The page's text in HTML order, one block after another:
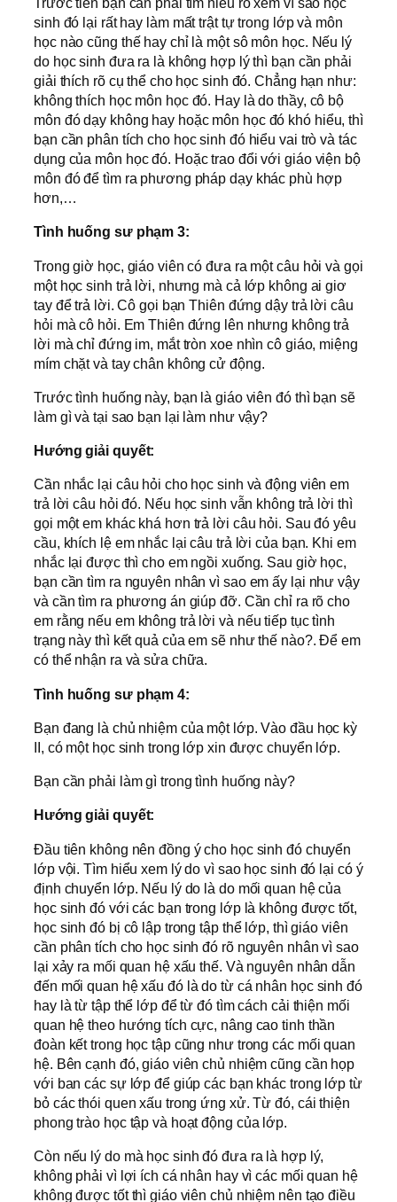
sinh đó lại rất hay làm mất trật tự trong lớp và môn
học nào cũng thế hay chỉ là một sô môn học. Nếu lý
do học sinh đưa ra là không hợp lý thì bạn cần phải
giải thích rõ cụ thể cho học sinh đó. Chẳng hạn như:
không thích học môn học đó. Hay là do thầy, cô bộ
môn đó dạy không hay hoặc môn học đó khó hiểu, thì
bạn cần phân tích cho học sinh đó hiểu vai trò và tác
dụng của môn học đó. Hoặc trao đổi với giáo viện bộ
môn đó để tìm ra phương pháp dạy khác phù hợp
hơn,…
Tình huống sư phạm 3:
Trong giờ học, giáo viên có đưa ra một câu hỏi và gọi
một học sinh trả lời, nhưng mà cả lớp không ai giơ
tay để trả lời. Cô gọi bạn Thiên đứng dậy trả lời câu
hỏi mà cô hỏi. Em Thiên đứng lên nhưng không trả
lời mà chỉ đứng im, mắt tròn xoe nhìn cô giáo, miệng
mím chặt và tay chân không cử động.
Trước tình huống này, bạn là giáo viên đó thì bạn sẽ
làm gì và tại sao bạn lại làm như vậy?
Hướng giải quyết:
Cần nhắc lại câu hỏi cho học sinh và động viên em
trả lời câu hỏi đó. Nếu học sinh vẫn không trả lời thì
gọi một em khác khá hơn trả lời câu hỏi. Sau đó yêu
cầu, khích lệ em nhắc lại câu trả lời của bạn. Khi em
nhắc lại được thì cho em ngồi xuống. Sau giờ học,
bạn cần tìm ra nguyên nhân vì sao em ấy lại như vậy
và cần tìm ra phương án giúp đỡ. Cần chỉ ra rõ cho
em rằng nếu em không trả lời và nếu tiếp tục tình
trạng này thì kết quả của em sẽ như thế nào?. Để em
có thể nhận ra và sửa chữa.
Tình huống sư phạm 4:
Bạn đang là chủ nhiệm của một lớp. Vào đầu học kỳ
II, có một học sinh trong lớp xin được chuyển lớp.
Bạn cần phải làm gì trong tình huống này?
Hướng giải quyết:
Đầu tiên không nên đồng ý cho học sinh đó chuyển
lớp vội. Tìm hiểu xem lý do vì sao học sinh đó lại có ý
định chuyển lớp. Nếu lý do là do mối quan hệ của
học sinh đó với các bạn trong lớp là không được tốt,
học sinh đó bị cô lập trong tập thể lớp, thì giáo viên
cần phân tích cho học sinh đó rõ nguyên nhân vì sao
lại xảy ra mối quan hệ xấu thế. Và nguyên nhân dẫn
đến mối quan hệ xấu đó là do từ cá nhân học sinh đó
hay là từ tập thể lớp để từ đó tìm cách cải thiện mối
quan hệ theo hướng tích cực, nâng cao tinh thần
đoàn kết trong học tập cũng như trong các mối quan
hệ. Bên cạnh đó, giáo viên chủ nhiệm cũng cần họp
với ban các sự lớp để giúp các bạn khác trong lớp từ
bỏ các thói quen xấu trong ứng xử. Từ đó, cái thiện
phong trào học tập và hoạt động của lớp.
Còn nếu lý do mà học sinh đó đưa ra là hợp lý,
không phải vì lợi ích cá nhân hay vì các mối quan hệ
không được tốt thì giáo viên chủ nhiệm nên tạo điều